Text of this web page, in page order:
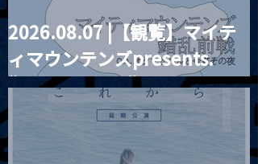
2026.06.03 |【観覧】『
月見ル怪談2026 』
2026.08.07 |【観覧】マイテ
ィマウンテンズpresents.
“HALL-IN-ONE”